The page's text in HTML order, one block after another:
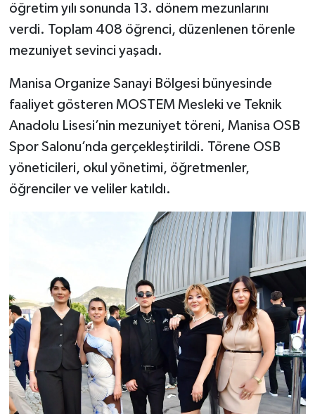
öğretim yılı sonunda 13. dönem mezunlarını
verdi. Toplam 408 öğrenci, düzenlenen törenle
mezuniyet sevinci yaşadı.
Manisa Organize Sanayi Bölgesi bünyesinde
faaliyet gösteren MOSTEM Mesleki ve Teknik
Anadolu Lisesi’nin mezuniyet töreni, Manisa OSB
Spor Salonu’nda gerçekleştirildi. Törene OSB
yöneticileri, okul yönetimi, öğretmenler,
öğrenciler ve veliler katıldı.